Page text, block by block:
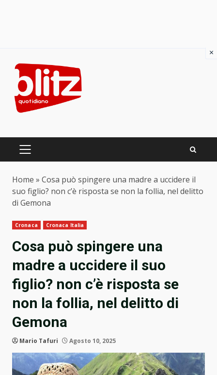
content
PRIMARY
Home » Cosa può spingere una madre a uccidere il
suo figlio? non c’è risposta se non la follia, nel delitto
di Gemona
Cronaca Cronaca Italia
Cosa può spingere una
madre a uccidere il suo
figlio? non c’è risposta se
non la follia, nel delitto di
Gemona
Mario Tafuri Agosto 10, 2025
×